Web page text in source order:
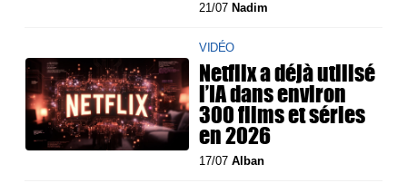
21/07 Nadim
VIDÉO
Netflix a déjà utilisé
l’IA dans environ
300 films et séries
en 2026
17/07Alban